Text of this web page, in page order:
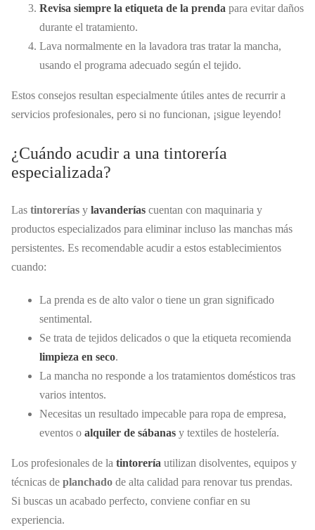
Revisa siempre la etiqueta de la prenda para evitar daños
durante el tratamiento.
Lava normalmente en la lavadora tras tratar la mancha,
usando el programa adecuado según el tejido.
Estos consejos resultan especialmente útiles antes de recurrir a
servicios profesionales, pero si no funcionan, ¡sigue leyendo!
¿Cuándo acudir a una tintorería
especializada?
Las tintorerías y lavanderías cuentan con maquinaria y
productos especializados para eliminar incluso las manchas más
persistentes. Es recomendable acudir a estos establecimientos
cuando:
La prenda es de alto valor o tiene un gran significado
sentimental.
Se trata de tejidos delicados o que la etiqueta recomienda
limpieza en seco.
La mancha no responde a los tratamientos domésticos tras
varios intentos.
Necesitas un resultado impecable para ropa de empresa,
eventos o alquiler de sábanas y textiles de hostelería.
Los profesionales de la tintorería utilizan disolventes, equipos y
técnicas de planchado de alta calidad para renovar tus prendas.
Si buscas un acabado perfecto, conviene confiar en su
experiencia.